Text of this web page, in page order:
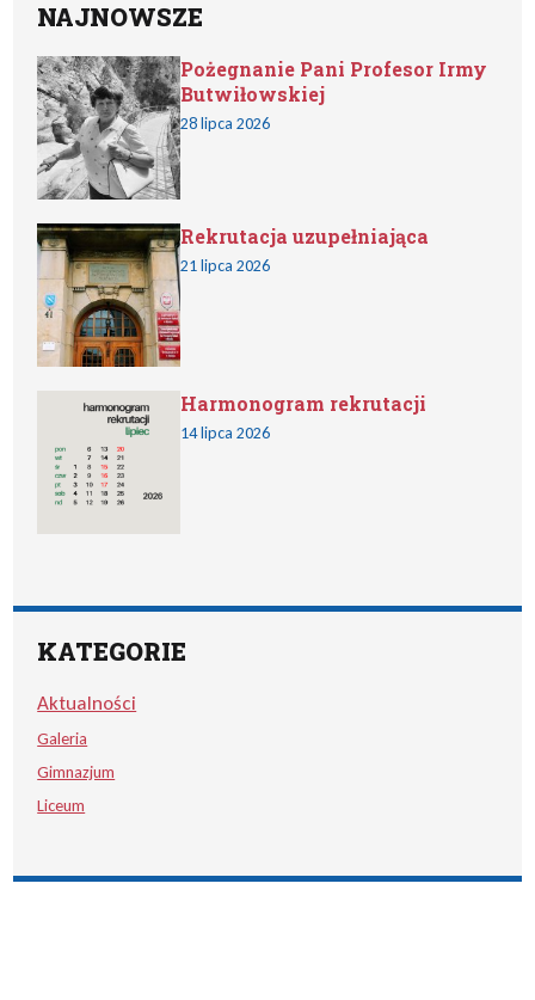
NAJNOWSZE
Pożegnanie Pani Profesor Irmy
Butwiłowskiej
28 lipca 2026
Rekrutacja uzupełniająca
21 lipca 2026
Harmonogram rekrutacji
14 lipca 2026
KATEGORIE
Aktualności
Galeria
Gimnazjum
Liceum